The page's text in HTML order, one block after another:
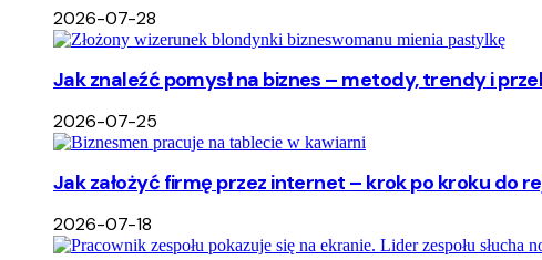
2026-07-28
Jak znaleźć pomysł na biznes – metody, trendy i
2026-07-25
Jak założyć firmę przez internet – krok po kroku do
2026-07-18